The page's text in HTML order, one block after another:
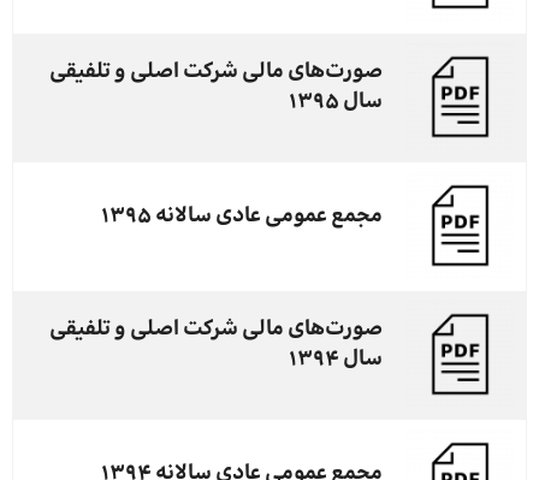
صورت‌های مالی شرکت اصلی و تلفیقی
سال ۱۳۹۵
مجمع عمومی عادی سالانه ۱۳۹۵
صورت‌های مالی شرکت اصلی و تلفیقی
سال ۱۳۹۴